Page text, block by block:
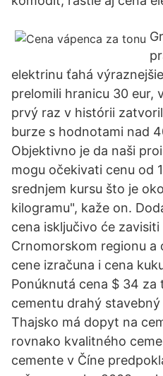
elektrinu ťahá
prelomili hranicu 30 eur,
prvý raz v histórii
burze s hodnotami nad
Objektivno je da naši
mogu očekivati cenu od
srednjem kursu što je
kilogramu", kaže on.
cena isključivo će
Crnomorskom regionu a
cene izračuna i cena
Ponúknutá cena $ 34
cementu drahý
Thajsko má dopyt na
rovnako kvalitného
cemente v Číne